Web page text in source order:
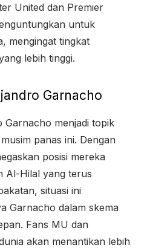
United dan Premier
untuk
mengingat tingkat
lebih tinggi.
Garnacho
Garnacho menjadi topik
panas ini. Dengan
posisi mereka
Al-Hilal yang terus
situasi ini
Garnacho dalam skema
Fans MU dan
akan menantikan lebih